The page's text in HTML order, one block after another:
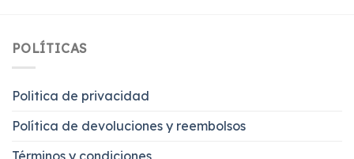
POLÍTICAS
Politica de privacidad
Política de devoluciones y reembolsos